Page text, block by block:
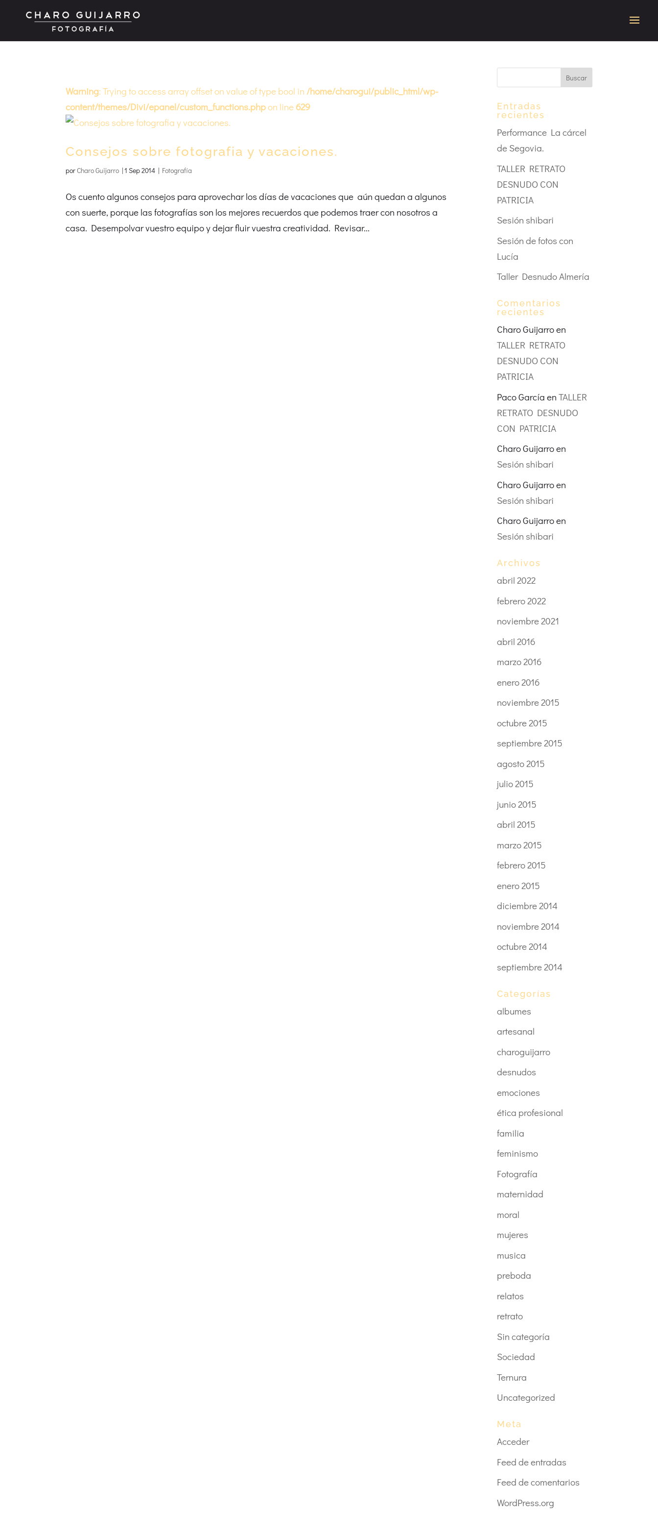
Warning: Trying to access array offset on value of type bool in/home/charogui/public_html/wp-
content/themes/Divi/epanel/custom_functions.phpon line 629
Consejos sobre fotografia y vacaciones.
porCharo Guijarro |1 Sep 2014 | Fotografía
Os cuento algunos consejos para aprovechar los días de vacaciones que aún quedan a algunos
con suerte, porque las fotografías son los mejores recuerdos que podemos traer con nosotros a
casa. Desempolvar vuestro equipo y dejar fluir vuestra creatividad. Revisar...
Entradas
recientes
Performance La cárcel
de Segovia.
TALLER RETRATO
DESNUDO CON
PATRICIA
Sesión shibari
Sesión de fotos con
Lucía
Taller Desnudo Almería
Comentarios
recientes
Charo Guijarroen
TALLER RETRATO
DESNUDO CON
PATRICIA
Paco García enTALLER
RETRATO DESNUDO
CON PATRICIA
Charo Guijarroen
Sesión shibari
Charo Guijarroen
Sesión shibari
Charo Guijarroen
Sesión shibari
Archivos
abril 2022
febrero 2022
noviembre 2021
abril 2016
marzo 2016
enero 2016
noviembre 2015
octubre 2015
septiembre 2015
agosto 2015
julio 2015
junio 2015
abril 2015
marzo 2015
febrero 2015
enero 2015
diciembre 2014
noviembre 2014
octubre 2014
septiembre 2014
Categorías
albumes
artesanal
charoguijarro
desnudos
emociones
ética profesional
familia
feminismo
Fotografía
maternidad
moral
mujeres
musica
preboda
relatos
retrato
Sin categoría
Sociedad
Ternura
Uncategorized
Meta
Acceder
Feed de entradas
Feed de comentarios
WordPress.org